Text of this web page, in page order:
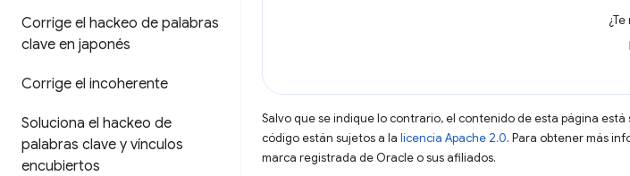
Corrige el hackeo de palabras
clave en japonés
Corrige el incoherente
Soluciona el hackeo de
palabras clave y vínculos
encubiertos
Salvo que se indique lo contrario, el contenido de esta página está
código están sujetos a la licencia Apache 2.0. Para obtener más
marca registrada de Oracle o sus afiliados.